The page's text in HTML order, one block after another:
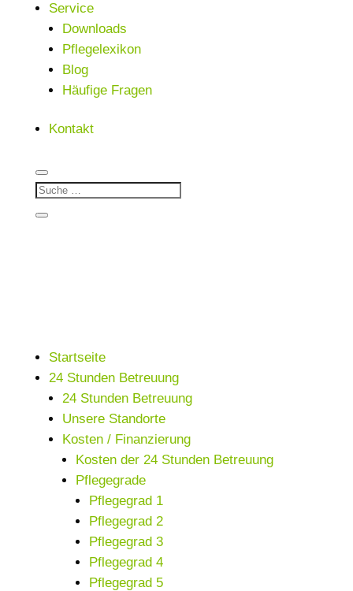
Service
Downloads
Pflegelexikon
Blog
Häufige Fragen
Kontakt
Startseite
24 Stunden Betreuung
24 Stunden Betreuung
Unsere Standorte
Kosten / Finanzierung
Kosten der 24 Stunden Betreuung
Pflegegrade
Pflegegrad 1
Pflegegrad 2
Pflegegrad 3
Pflegegrad 4
Pflegegrad 5